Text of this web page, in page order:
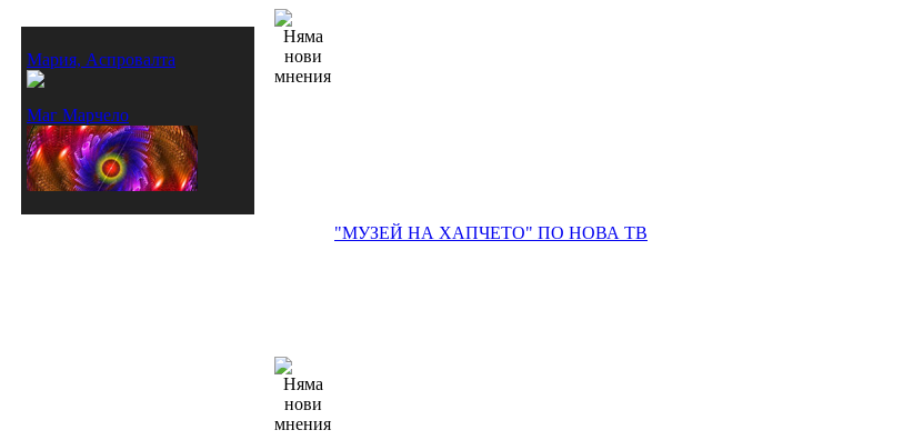
Мария, Аспровалта
Маг Марчело
"МУЗЕЙ НА ХАПЧЕТО" ПО НОВА ТВ